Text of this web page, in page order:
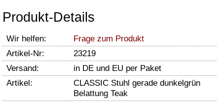
Produkt-Details
Wir helfen:
Frage zum Produkt
Artikel-Nr:
23219
Versand:
in DE und EU per Paket
Artikel:
CLASSIC Stuhl gerade dunkelgrün
Belattung Teak